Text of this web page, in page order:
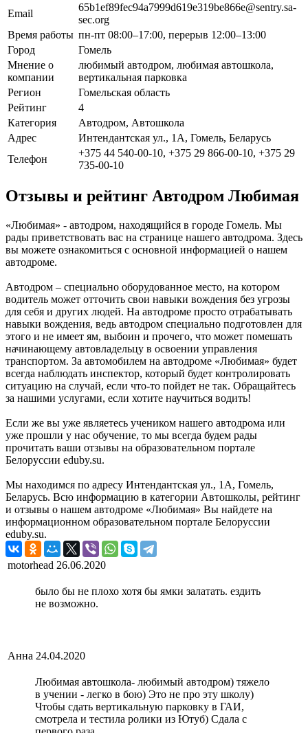
Email
65b1ef89fec94a7999d619e319be866e@sentry.sa-
sec.org
Время работы пн-пт 08:00–17:00, перерыв 12:00–13:00
Город
Гомель
Мнение о
компании
любимый автодром, любимая автошкола,
вертикальная парковка
Регион
Гомельская область
Рейтинг
4
Категория
Автодром, Автошкола
Адрес
Интендантская ул., 1А, Гомель, Беларусь
Телефон
+375 44 540-00-10, +375 29 866-00-10, +375 29
735-00-10
Отзывы и рейтинг Автодром Любимая
«Любимая» - автодром, находящийся в городе Гомель. Мы
рады приветствовать вас на странице нашего автодрома. Здесь
вы можете ознакомиться с основной информацией о нашем
автодроме.
Автодром – специально оборудованное место, на котором
водитель может отточить свои навыки вождения без угрозы
для себя и других людей. На автодроме просто отрабатывать
навыки вождения, ведь автодром специально подготовлен для
этого и не имеет ям, выбоин и прочего, что может помешать
начинающему автовладельцу в освоении управления
транспортом. За автомобилем на автодроме «Любимая» будет
всегда наблюдать инспектор, который будет контролировать
ситуацию на случай, если что-то пойдет не так. Обращайтесь
за нашими услугами, если хотите научиться водить!
Если же вы уже являетесь учеником нашего автодрома или
уже прошли у нас обучение, то мы всегда будем рады
прочитать ваши отзывы на образовательном портале
Белоруссии eduby.su.
Мы находимся по адресу Интендантская ул., 1А, Гомель,
Беларусь. Всю информацию в категории Автошколы, рейтинг
и отзывы о нашем автодроме «Любимая» Вы найдете на
информационном образовательном портале Белоруссии
eduby.su.
motorhead 26.06.2020
было бы не плохо хотя бы ямки залатать. ездить
не возможно.
Анна 24.04.2020
Любимая автошкола- любимый автодром) тяжело
в учении - легко в бою) Это не про эту школу)
Чтобы сдать вертикальную парковку в ГАИ,
смотрела и тестила ролики из Ютуб) Сдала с